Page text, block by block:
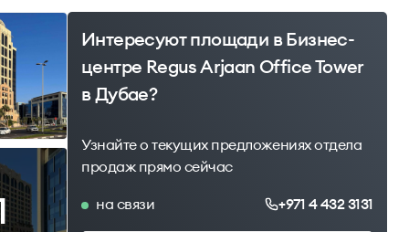
Интересуют площади в Бизнес-
центре Regus Arjaan Office Tower
в Дубае?
Узнайте о текущих предложениях отдела
продаж прямо сейчас
на связи +971 4 432 3131
office@brightrich.com